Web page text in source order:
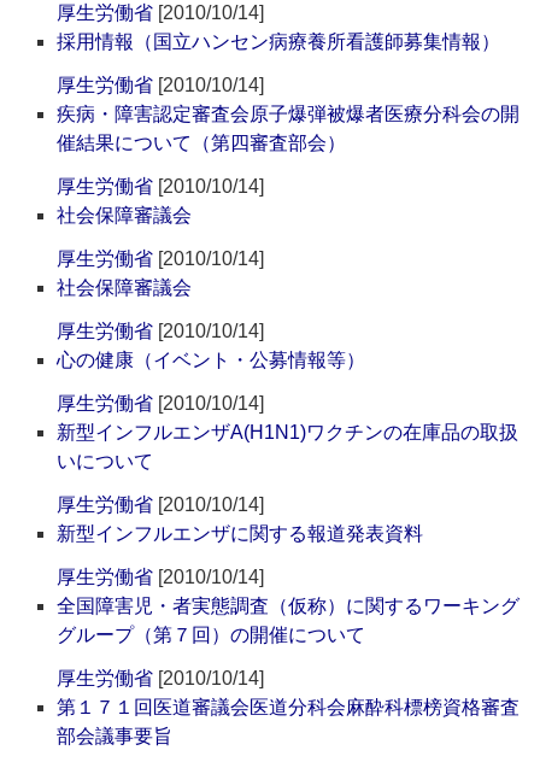
厚生労働省 [2010/10/14]
採用情報（国立ハンセン病療養所看護師募集情報）
厚生労働省 [2010/10/14]
疾病・障害認定審査会原子爆弾被爆者医療分科会の開
催結果について（第四審査部会）
厚生労働省 [2010/10/14]
社会保障審議会
厚生労働省 [2010/10/14]
社会保障審議会
厚生労働省 [2010/10/14]
心の健康（イベント・公募情報等）
厚生労働省 [2010/10/14]
新型インフルエンザA(H1N1)ワクチンの在庫品の取扱
いについて
厚生労働省 [2010/10/14]
新型インフルエンザに関する報道発表資料
厚生労働省 [2010/10/14]
全国障害児・者実態調査（仮称）に関するワーキング
グループ（第７回）の開催について
厚生労働省 [2010/10/14]
第１７１回医道審議会医道分科会麻酔科標榜資格審査
部会議事要旨